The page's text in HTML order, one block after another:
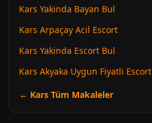
Kars Yakinda Bayan Bul
Kars Arpaçay Acil Escort
Kars Yakinda Escort Bul
Kars Akyaka Uygun Fiyatli Escort
← Kars Tüm Makaleler